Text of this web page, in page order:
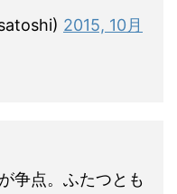
2015, 10月
争点。ふたつとも